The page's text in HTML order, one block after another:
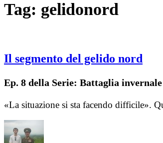
Tag: gelidonord
Il segmento del gelido nord
Ep. 8 della Serie: Battaglia invernale
«La situazione si sta facendo difficile».